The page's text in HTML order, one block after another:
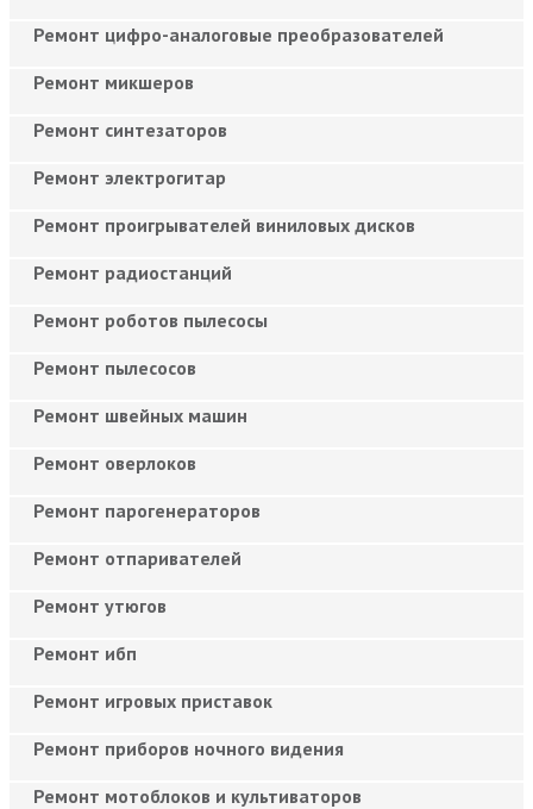
Ремонт цифро-аналоговые преобразователей
Ремонт микшеров
Ремонт синтезаторов
Ремонт электрогитар
Ремонт проигрывателей виниловых дисков
Ремонт радиостанций
Ремонт роботов пылесосы
Ремонт пылесосов
Ремонт швейных машин
Ремонт оверлоков
Ремонт парогенераторов
Ремонт отпаривателей
Ремонт утюгов
Ремонт ибп
Ремонт игровых приставок
Ремонт приборов ночного видения
Ремонт мотоблоков и культиваторов